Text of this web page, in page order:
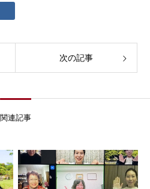
次の記事
関連記事